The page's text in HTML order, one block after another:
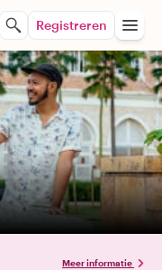
Registreren
Meer informatie